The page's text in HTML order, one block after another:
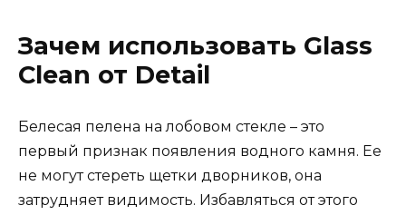
Зачем использовать Glass
Clean от Detail
Белесая пелена на лобовом стекле – это
первый признак появления водного камня. Ее
не могут стереть щетки дворников, она
затрудняет видимость. Избавляться от этого